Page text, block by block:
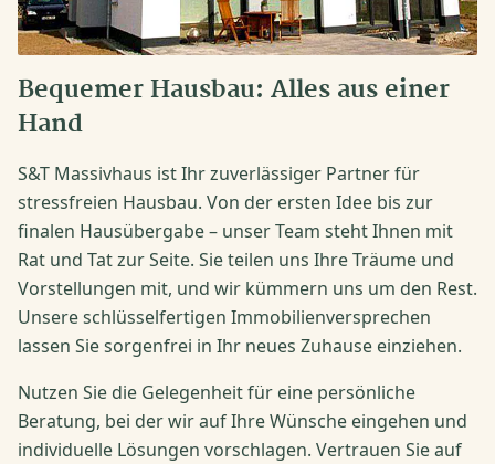
Bequemer Hausbau: Alles aus einer
Hand
S&T Massivhaus ist Ihr zuverlässiger Partner für
stressfreien Hausbau. Von der ersten Idee bis zur
finalen Hausübergabe – unser Team steht Ihnen mit
Rat und Tat zur Seite. Sie teilen uns Ihre Träume und
Vorstellungen mit, und wir kümmern uns um den Rest.
Unsere schlüsselfertigen Immobilienversprechen
lassen Sie sorgenfrei in Ihr neues Zuhause einziehen.
Nutzen Sie die Gelegenheit für eine persönliche
Beratung, bei der wir auf Ihre Wünsche eingehen und
individuelle Lösungen vorschlagen. Vertrauen Sie auf